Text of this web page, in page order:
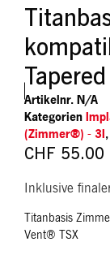
Artikelnr. N/A
Kategorien
(Zimmer®) - 3I,
CHF 55.00
Inklusive
Titanbasis
Vent® TSX